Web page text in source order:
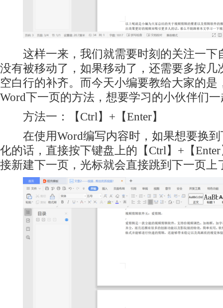
这样一来，我们就需要时刻的关注一下
没有被移动了，如果移动了，还需要多按几
空白行的补齐。而今天小编要教给大家的是
Word下一页的方法，想要学习的小伙伴们
方法一：【Ctrl】+【Enter】
在使用Word编写内容时，如果想要换到
化的话，直接按下键盘上的【Ctrl】+【
接新建下一页，光标就会直接跳到下一页上